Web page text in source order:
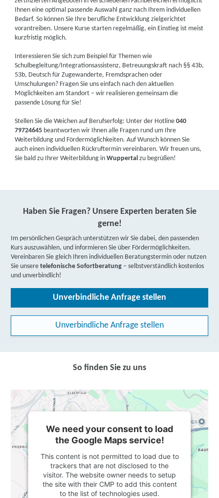
Ihnen eine optimal passende Auswahl ganz nach Ihrem individuellen
Bedarf. So können Sie Ihre berufliche Entwicklung zielgerichtet
vorantreiben. Unsere Kurse starten regelmäßig, ein Einstieg ist meist
kurzfristig möglich.
Interessieren Sie sich zum Beispiel für Themen wie
Schulbegleitung/Integrationsassistenz, Betreuungskraft nach §§ 43b,
53b, Deutsch für Zugewanderte, Fremdsprachen oder
Umschulungen? Fragen Sie uns einfach nach den aktuellen
Möglichkeiten am Standort – wir realisieren gemeinsam die
passende Lösung für Sie!
Stellen Sie die Weichen auf Berufserfolg: Unter der Hotline040
79724645 beantworten wir Ihnen alle Fragen rund um Ihre
Weiterbildung und Fördermöglichkeiten. Auf Wunsch können Sie
auch einen individuellen Rückruftermin vereinbaren. Wir freuen uns,
Sie bald zu Ihrer Weiterbildung inWuppertal zu begrüßen!
Haben Sie Fragen? Unsere Experten beraten Sie
gerne!
Im persönlichen Gespräch unterstützen wir Sie dabei, den passenden
Kurs auszuwählen, und informieren Sie über Fördermöglichkeiten.
Vereinbaren Sie gleich Ihren individuellen Beratungstermin oder nutzen
Sie unseretelefonische Sofortberatung – selbstverständlich kostenlos
und unverbindlich!
Unverbindliche Anfrage stellen
Unverbindliche Anfrage stellen
So finden Sie zu uns
We need your consent to load
the Google Maps service!
This content is not permitted to load due to
trackers that are not disclosed to the
visitor. The website owner needs to setup
the site with their CMP to add this content
to the list of technologies used.